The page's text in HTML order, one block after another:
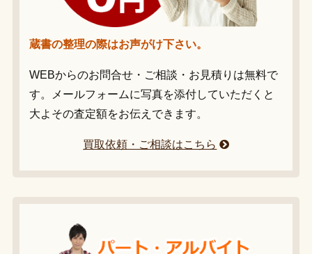
蔵書の整理の際はお声がけ下さい。
WEBからのお問合せ・ご相談・お見積りは無料で
す。メールフォームに写真を添付していただくと
大よその査定額をお伝えできます。
買取依頼・ご相談はこちら